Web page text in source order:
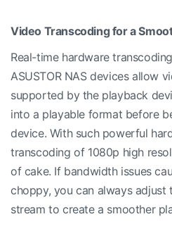
Video Transcoding for a
Real-time hardware
ASUSTOR NAS devices allow
supported by the playback
into a playable format before
device. With such powerful
transcoding of 1080p high
of cake. If bandwidth issues
choppy, you can always
stream to create a smoother